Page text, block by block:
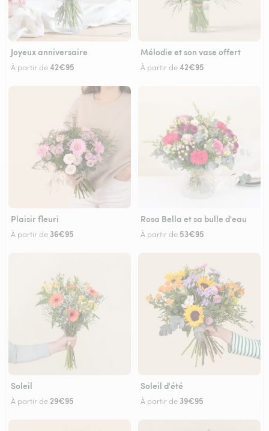
Joyeux anniversaire
À partir de42€95
Mélodie et son vase offert
À partir de42€95
Plaisir fleuri
À partir de 36€95
Rosa Bella et sa bulle d'eau
À partir de 53€95
Soleil
À partir de 29€95
Soleil d'été
À partir de 39€95